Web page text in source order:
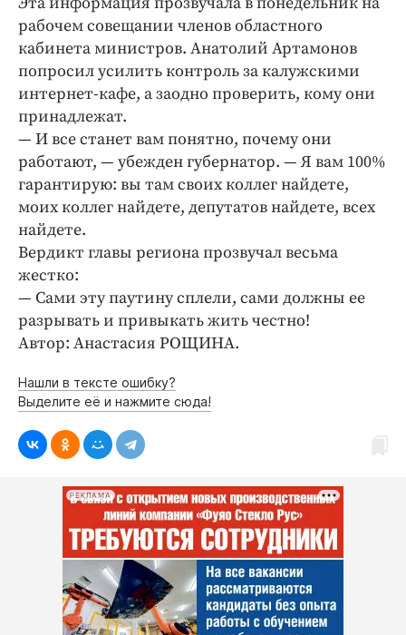
ПРОЕКТЫ
Блоги
Издания
Медиаперсона
Интересное чтиво
Клиника года
Бренд года
Работодатель года
рабочем совещании членов областного
кабинета министров. Анатолий Артамонов
попросил усилить контроль за калужскими
интернет-кафе, а заодно проверить, кому они
принадлежат.
— И все станет вам понятно, почему они
работают, — убежден губернатор. — Я вам 100%
гарантирую: вы там своих коллег найдете,
моих коллег найдете, депутатов найдете, всех
найдете.
Вердикт главы региона прозвучал весьма
жестко:
— Сами эту паутину сплели, сами должны ее
разрывать и привыкать жить честно!
Автор: Анастасия РОЩИНА.
Нашли в тексте ошибку?
Выделите её и нажмите сюда!
РЕКЛАМА